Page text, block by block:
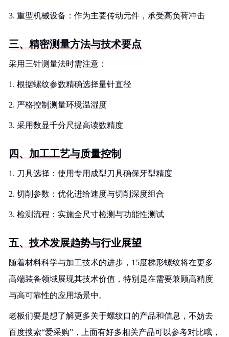
3. 重型机械设备：作为主要传动元件，承受高负荷冲击
三、精密测量方法与技术要点
采用三针测量法时需注意：
1. 根据螺纹参数精确选择量针直径
2. 严格控制测量环境温湿度
3. 采用数显千分尺提高读数精度
四、加工工艺与质量控制
1. 刀具选择：使用专用成型刀具确保牙型精度
2. 切削参数：优化进给速度与切削深度组合
3. 检测流程：实施全尺寸检测与功能性测试
五、技术发展趋势与行业展望
随着材料科学与加工技术的进步，15度梯形螺纹将在更多
高端装备领域展现其技术价值，特别是在需要兼顾高精度
与高可靠性的应用场景中。
老板们要是想了解更多关于螺纹口的产品和信息，不妨去
百度搜索“爱采购”，上面有好多相关产品可以参考对比哦，